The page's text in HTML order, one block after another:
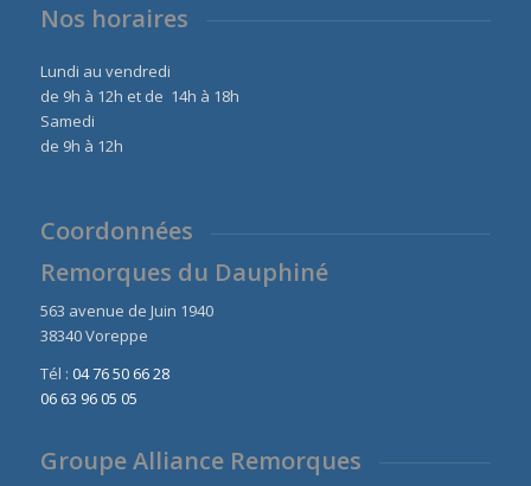
Nos horaires
Lundi au vendredi
de 9h à 12h et de 14h à 18h
Samedi
de 9h à 12h
Coordonnées
Remorques du Dauphiné
563 avenue de Juin 1940
38340 Voreppe
Tél : 04 76 50 66 28
06 63 96 05 05
Groupe Alliance Remorques